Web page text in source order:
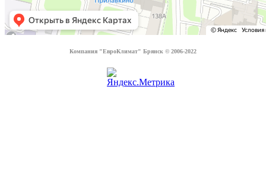
Компания "ЕвроКлимат" Брянск © 2006-2022